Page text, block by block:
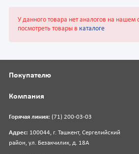
У данного товара нет аналогов на
посмотреть товары в каталоге
Горячая линия: (71) 200-03-03
Адрес: 100044, г. Ташкент, Сергелийский
район, ул. Безакчилик, д. 18А
Покупателю
Компания